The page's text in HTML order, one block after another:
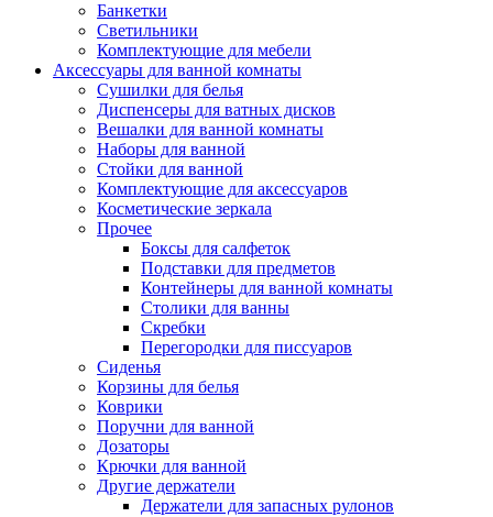
Банкетки
Светильники
Комплектующие для мебели
Аксессуары для ванной комнаты
Сушилки для белья
Диспенсеры для ватных дисков
Вешалки для ванной комнаты
Наборы для ванной
Стойки для ванной
Комплектующие для аксессуаров
Косметические зеркала
Прочее
Боксы для салфеток
Подставки для предметов
Контейнеры для ванной комнаты
Столики для ванны
Скребки
Перегородки для писсуаров
Сиденья
Корзины для белья
Коврики
Поручни для ванной
Дозаторы
Крючки для ванной
Другие держатели
Держатели для запасных рулонов